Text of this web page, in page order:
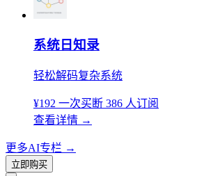
系统日知录
轻松解码复杂系统
¥192 一次买断 386 人订阅
查看详情 →
更多AI专栏 →
立即购买